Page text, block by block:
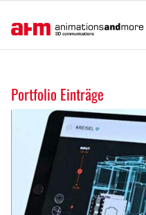
Portfolio Einträge